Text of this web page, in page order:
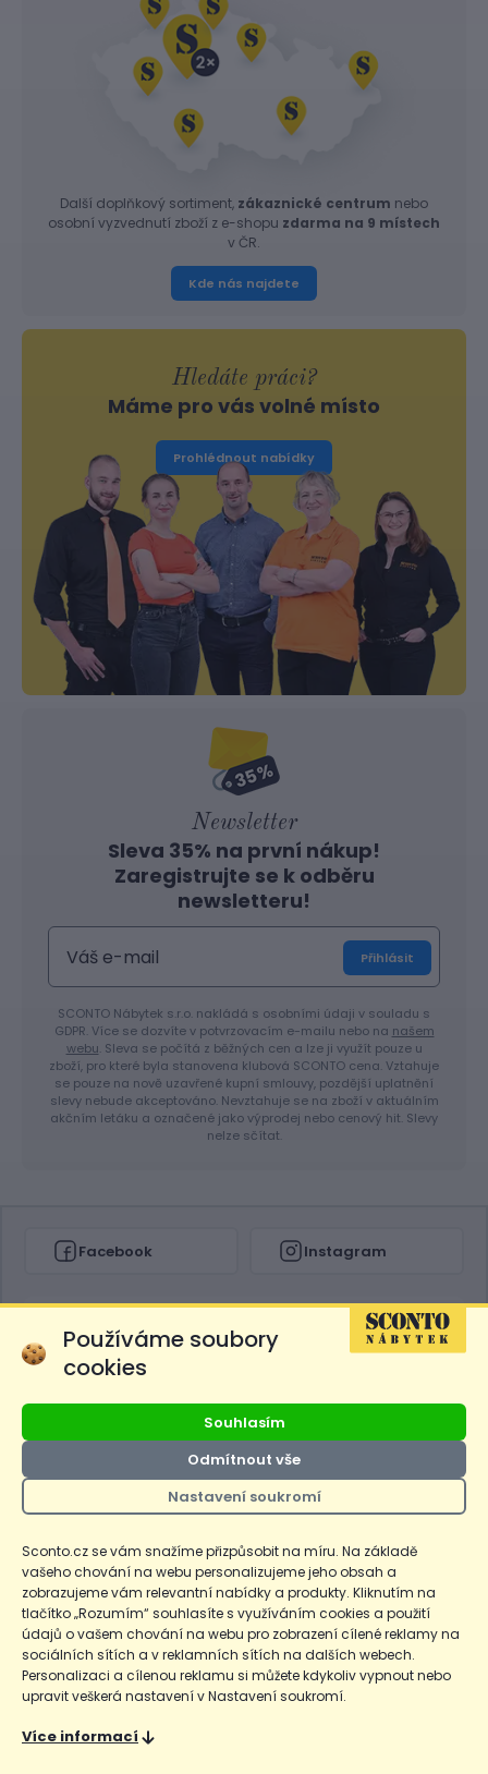
Další doplňkový sortiment, zákaznické centrum nebo
osobní vyzvednutí zboží z e-shopu zdarma na 9 místech
v ČR.
Kde nás najdete
Hledáte práci?
Máme pro vás volné místo
Prohlédnout nabídky
Newsletter
Sleva 35% na první nákup!
Zaregistrujte se k odběru
newsletteru!
Přihlásit
SCONTO Nábytek s.r.o. nakládá s osobními údaji v souladu s
GDPR. Více se dozvíte v potvrzovacím e-mailu nebo na našem
webu. Sleva se počítá z běžných cen a lze ji využít pouze u
zboží, pro které byla stanovena klubová SCONTO cena. Vztahuje
se pouze na nově uzavřené kupní smlouvy, pozdější uplatnění
slevy nebude akceptováno. Nevztahuje se na zboží v aktuálním
akčním letáku a označené jako výprodej nebo cenový hit. Slevy
nelze sčítat.
Facebook Instagram
celý týden včetně víkendů 8-18h
+420 220 804 804
O nákupu
Prodejny
E-shop
SCONTO Nábytek, s.r.o. je součástí
Používáme soubory
cookies
Souhlasím
Odmítnout vše
Nastavení soukromí
Sconto.cz se vám snažíme přizpůsobit na míru. Na základě
vašeho chování na webu personalizujeme jeho obsah a
zobrazujeme vám relevantní nabídky a produkty. Kliknutím na
tlačítko „Rozumím“ souhlasíte s využíváním cookies a použití
údajů o vašem chování na webu pro zobrazení cílené reklamy na
sociálních sítích a v reklamních sítích na dalších webech.
Personalizaci a cílenou reklamu si můžete kdykoliv vypnout nebo
upravit veškerá nastavení v Nastavení soukromí.
Více informací